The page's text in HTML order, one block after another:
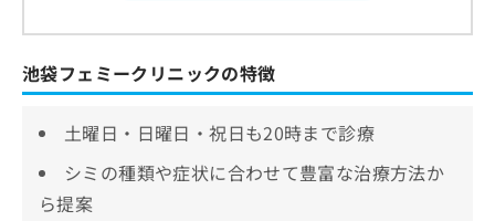
池袋フェミークリニックの特徴
土曜日・日曜日・祝日も20時まで診療
シミの種類や症状に合わせて豊富な治療方法か
ら提案